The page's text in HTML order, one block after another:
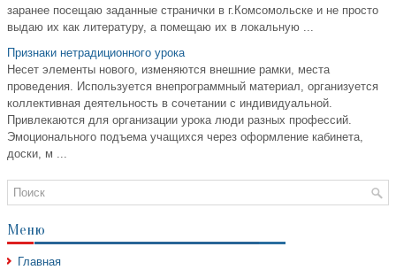
заранее посещаю заданные странички в г.Комсомольске и не просто
выдаю их как литературу, а помещаю их в локальную ...
Признаки нетрадиционного урока
Несет элементы нового, изменяются внешние рамки, места
проведения. Используется внепрограммный материал, организуется
коллективная деятельность в сочетании с индивидуальной.
Привлекаются для организации урока люди разных профессий.
Эмоционального подъема учащихся через оформление кабинета,
доски, м ...
Меню
Главная